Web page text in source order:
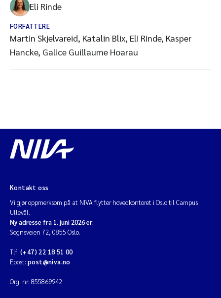
Eli Rinde
FORFATTERE
Martin Skjelvareid, Katalin Blix, Eli Rinde, Kasper
Hancke, Galice Guillaume Hoarau
Kontakt oss
Vi gjør oppmerksom på at NIVA flytter hovedkontoret i Oslo til Campus
Ullevål.
Ny adresse fra 1. juni 2026 er:
Sognsveien 72, 0855 Oslo.
Tlf: (+47) 22 18 51 00
Epost: post@niva.no
Org. nr: 855869942